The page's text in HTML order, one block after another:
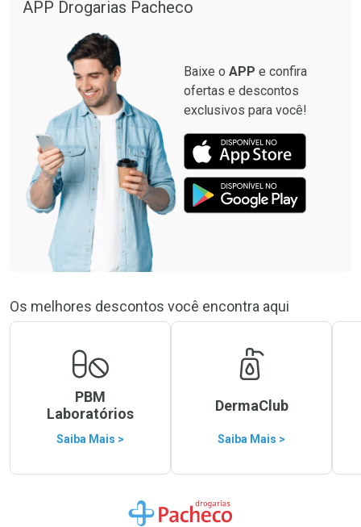
APP Drogarias Pacheco
Baixe o APP e confira
ofertas e descontos
exclusivos para você!
Os melhores descontos você encontra aqui
PBM
Laboratórios
Saiba Mais >
DermaClub
Saiba Mais >
Ir para a Home